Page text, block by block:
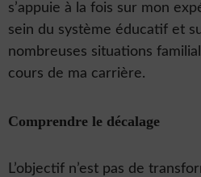
s’appuie à la fois sur mon
sein du système éducatif et
nombreuses situations
cours de ma carrière.
Comprendre le décalage
L’objectif n’est pas de